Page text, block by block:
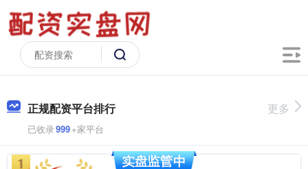
正规配资平台排行
已收录999+家平台
更多